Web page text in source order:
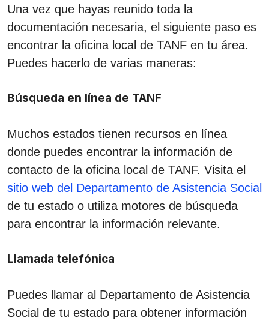
Una vez que hayas reunido toda la
documentación necesaria, el siguiente paso es
encontrar la oficina local de TANF en tu área.
Puedes hacerlo de varias maneras:
Búsqueda en línea de TANF
Muchos estados tienen recursos en línea
donde puedes encontrar la información de
contacto de la oficina local de TANF. Visita el
sitio web del Departamento de Asistencia Social
de tu estado o utiliza motores de búsqueda
para encontrar la información relevante.
Llamada telefónica
Puedes llamar al Departamento de Asistencia
Social de tu estado para obtener información